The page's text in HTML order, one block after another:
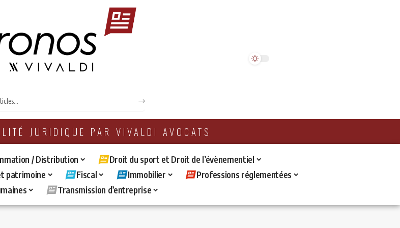
JURIDIQUE PAR VIVALDI AVOCATS
/ Distribution
Droit du sport et Droit de l’évènementiel
patrimoine Fiscal Immobilier
Professions réglementées
Transmission d’entreprise